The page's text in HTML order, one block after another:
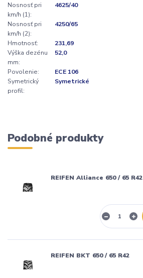
Nosnosť pri
km/h (1):
4625/40
Nosnosť pri
km/h (2):
4250/65
Hmotnosť:
231,69
Výška dezénu
mm:
52,0
Povolenie:
ECE 106
Symetrický
profil:
Symetrické
Podobné produkty
REIFEN Alliance 650 / 65 R42
REIFEN BKT 650 / 65 R42